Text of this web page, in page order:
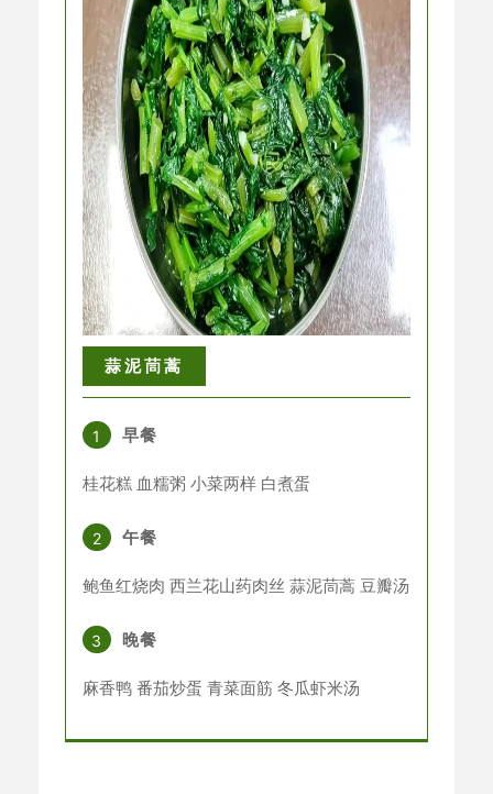
蒜泥茼蒿
1 早餐
桂花糕 血糯粥 小菜两样 白煮蛋
2 午餐
鲍鱼红烧肉 西兰花山药肉丝 蒜泥茼蒿 豆瓣汤
3 晚餐
麻香鸭 番茄炒蛋 青菜面筋 冬瓜虾米汤